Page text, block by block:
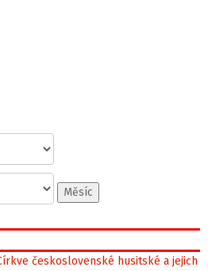
Měsíc
československé husitské a jejich